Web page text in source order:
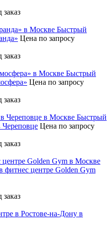
заказ
Быстрый
Цена по запросу
заказ
Быстрый
Цена по запросу
заказ
Быстрый
Череповце Цена по запросу
заказ
фитнес центре Golden Gym
заказ